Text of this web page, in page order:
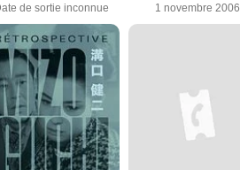
de sortie inconnue 1 novembre 2006